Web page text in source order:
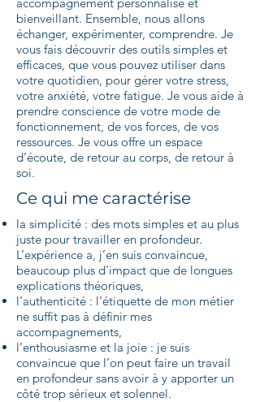
bienveillant. Ensemble, nous allons
échanger, expérimenter, comprendre. Je
vous fais découvrir des outils simples et
efficaces, que vous pouvez utiliser dans
votre quotidien, pour gérer votre stress,
votre anxiété, votre fatigue. Je vous aide à
prendre conscience de votre mode de
fonctionnement, de vos forces, de vos
ressources. Je vous offre un espace
d’écoute, de retour au corps, de retour à
soi.
Ce qui me caractérise
la simplicité : des mots simples et au plus
juste pour travailler en profondeur.
L’expérience a, j’en suis convaincue,
beaucoup plus d’impact que de longues
explications théoriques,
l’authenticité : l’étiquette de mon métier
ne suffit pas à définir mes
accompagnements,
l’enthousiasme et la joie : je suis
convaincue que l’on peut faire un travail
en profondeur sans avoir à y apporter un
côté trop sérieux et solennel.